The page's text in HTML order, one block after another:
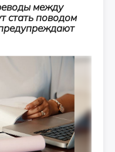
между
стать поводом